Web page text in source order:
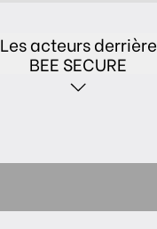
Les acteurs derrière
BEE SECURE